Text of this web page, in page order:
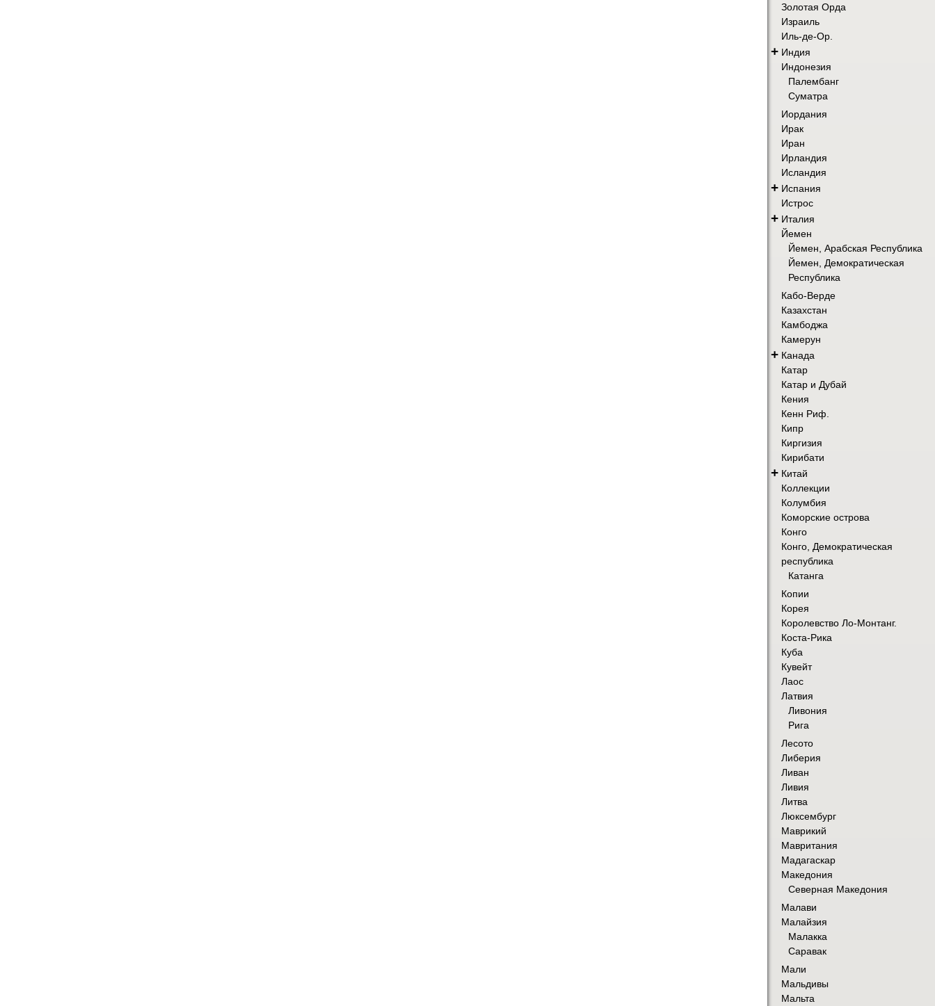
Золотая Орда
Израиль
Иль-де-Ор.
+ Индия
Индонезия
Палембанг
Суматра
Иордания
Ирак
Иран
Ирландия
Исландия
+ Испания
Истрос
+ Италия
Йемен
Йемен, Арабская Республика
Йемен, Демократическая
Республика
Кабо-Верде
Казахстан
Камбоджа
Камерун
+ Канада
Катар
Катар и Дубай
Кения
Кенн Риф.
Кипр
Киргизия
Кирибати
+ Китай
Коллекции
Колумбия
Коморские острова
Конго
Конго, Демократическая
республика
Катанга
Копии
Корея
Королевство Ло-Монтанг.
Коста-Рика
Куба
Кувейт
Лаос
Латвия
Ливония
Рига
Лесото
Либерия
Ливан
Ливия
Литва
Люксембург
Маврикий
Мавритания
Мадагаскар
Македония
Северная Македония
Малави
Малайзия
Малакка
Саравак
Мали
Мальдивы
Мальта